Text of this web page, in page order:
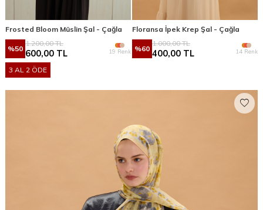
Frosted Bloom Müslin Şal - Çağla
%50
1.200,00TL
600,00 TL 19 Renk
3 AL 2 ÖDE
Floransa İpek Krep Şal - Çağla
%60
1.000,00TL
400,00 TL 14 Renk